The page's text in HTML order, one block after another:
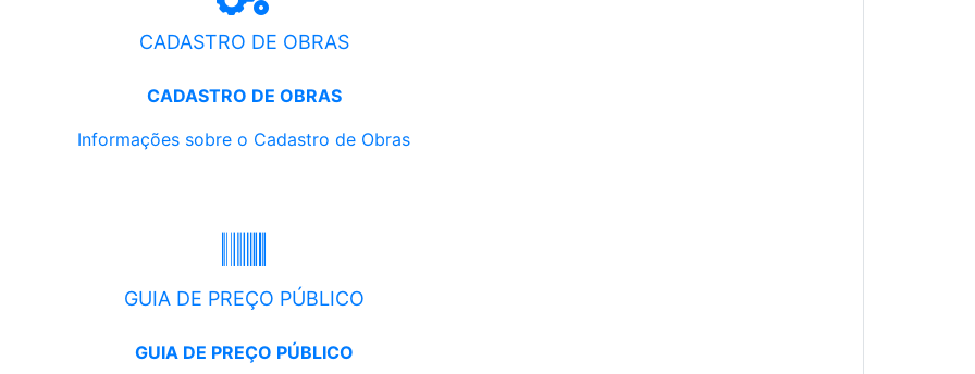
CADASTRO DE OBRAS
CADASTRO DE OBRAS
Informações sobre o Cadastro de Obras
GUIA DE PREÇO PÚBLICO
GUIA DE PREÇO PÚBLICO